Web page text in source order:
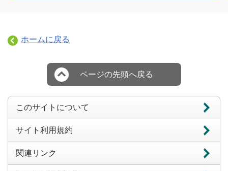
ホームに戻る
ページの先頭へ戻る
このサイトについて
サイト利用規約
関連リンク